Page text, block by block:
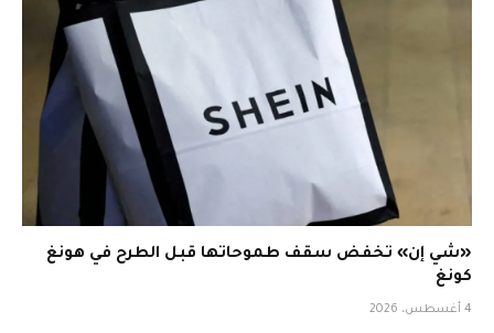
«شي إن» تخفض سقف طموحاتها قبل الطرح في هونغ
كونغ
4 أغسطس، 2026